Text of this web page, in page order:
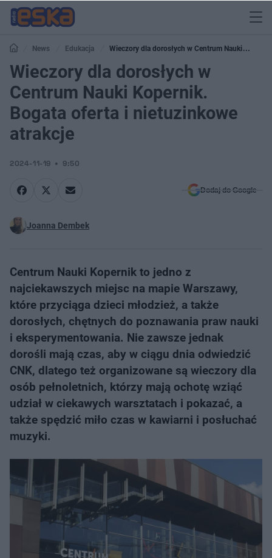
News Edukacja
Wieczory dla dorosłych w Centrum Nauki
Kopernik. Bogata oferta i nietuzinkowe atrakcje
Wieczory dla dorosłych w
Centrum Nauki Kopernik.
Bogata oferta i nietuzinkowe
atrakcje
2024-11-19 9:50
Dodaj do Google
Joanna Dembek
Centrum Nauki Kopernik to jedno z
najciekawszych miejsc na mapie Warszawy,
które przyciąga dzieci młodzież, a także
dorosłych, chętnych do poznawania praw nauki
i eksperymentowania. Nie zawsze jednak
dorośli mają czas, aby w ciągu dnia odwiedzić
CNK, dlatego też organizowane są wieczory dla
osób pełnoletnich, którzy mają ochotę wziąć
udział w ciekawych warsztatach i pokazać, a
także spędzić miło czas w kawiarni i posłuchać
muzyki.